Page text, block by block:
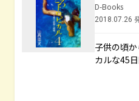
D-Books
2018.07.26
子供の頃
カルな45